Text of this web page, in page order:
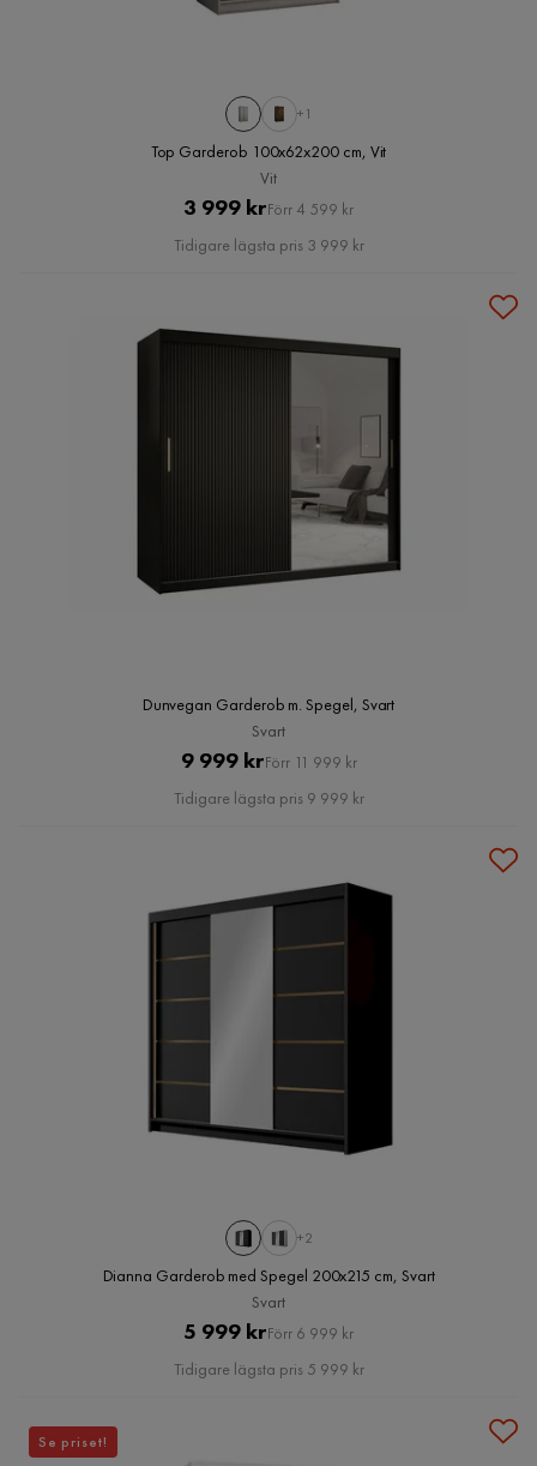
+1
Top Garderob 100x62x200 cm, Vit
Vit
Pris
3 999 krOriginal
Pris
Förr 4 599 kr
Tidigare lägsta pris 3 999 kr
Dunvegan Garderob m. Spegel, Svart
Svart
Pris
9 999 krOriginal
Pris
Förr 11 999 kr
Tidigare lägsta pris 9 999 kr
+2
Dianna Garderob med Spegel 200x215 cm, Svart
Svart
Pris
5 999 krOriginal
Pris
Förr 6 999 kr
Tidigare lägsta pris 5 999 kr
Se priset!